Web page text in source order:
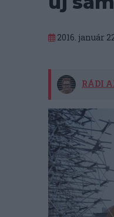
2016. január
RÁDI